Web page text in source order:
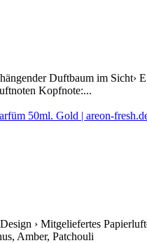
Duftbaum im Sicht›
Kopfnote:...
› Mitgeliefertes
Amber, Patchouli